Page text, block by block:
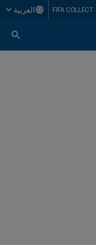
FIFA COLLECT العربية